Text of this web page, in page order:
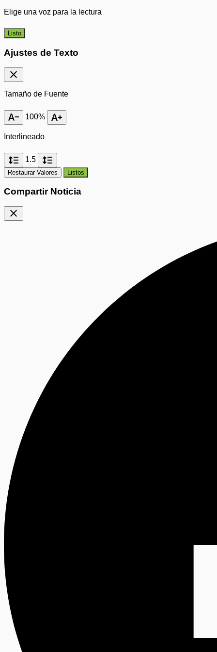
Elige una voz para la lectura
Listo
Ajustes de Texto
close
Tamaño de Fuente
text_decrease 100% text_increase
Interlineado
format_line_spacing 1.5 format_line_spacing
Restaurar Valores Listos
Compartir Noticia
close